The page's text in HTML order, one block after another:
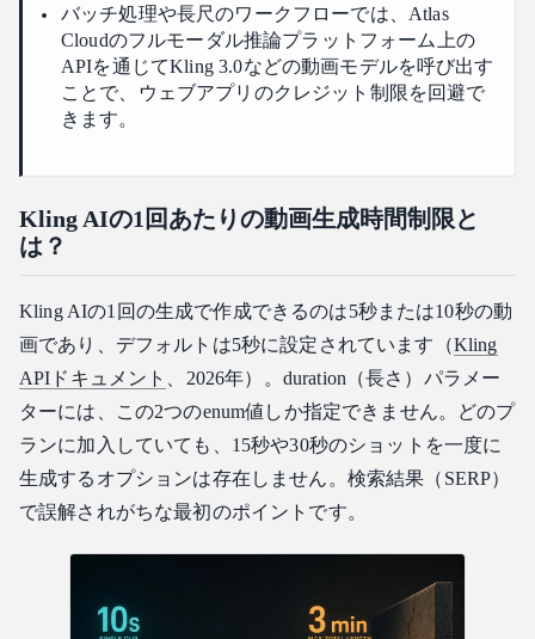
バッチ処理や長尺のワークフローでは、Atlas
Cloudのフルモーダル推論プラットフォーム上の
APIを通じてKling 3.0などの動画モデルを呼び出す
ことで、ウェブアプリのクレジット制限を回避で
きます。
Kling AIの1回あたりの動画生成時間制限と
は？
Kling AIの1回の生成で作成できるのは5秒または10秒の動
画であり、デフォルトは5秒に設定されています（Kling
APIドキュメント
、2026年）。duration（長さ）パラメー
ターには、この2つのenum値しか指定できません。どのプ
ランに加入していても、15秒や30秒のショットを一度に
生成するオプションは存在しません。検索結果（SERP）
で誤解されがちな最初のポイントです。